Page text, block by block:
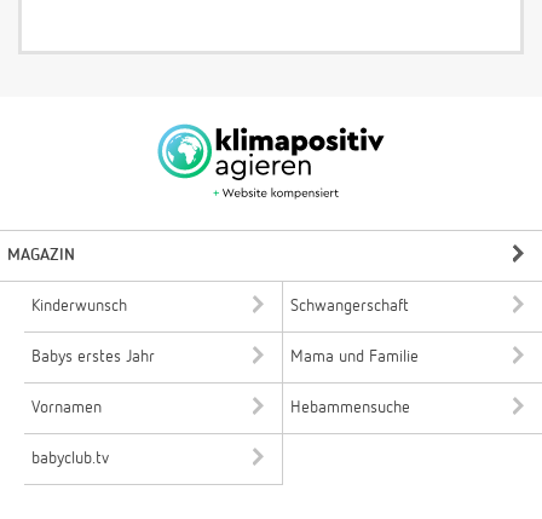
MAGAZIN
Kinderwunsch Schwangerschaft
Babys erstes Jahr Mama und Familie
Vornamen Hebammensuche
babyclub.tv